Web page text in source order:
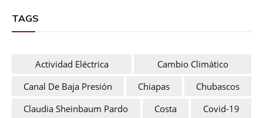
TAGS
Actividad Eléctrica
Cambio Climático
Canal De Baja Presión
Chiapas
Chubascos
Claudia Sheinbaum Pardo
Costa
Covid-19